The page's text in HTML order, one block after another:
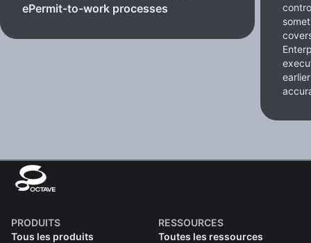
ePermit-to-work processes
PRODUITS
Tous les produits
RESSOURCES
Toutes les ressources